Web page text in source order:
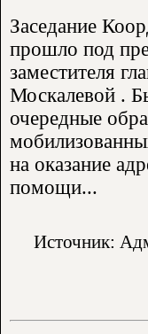
Заседание
прошло под
заместителя
Москалевой .
очередные
на оказание
помощи...
Источник: